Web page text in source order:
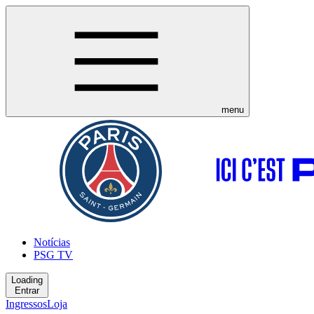
menu
Notícias
PSG TV
Loading
Entrar
IngressosLoja